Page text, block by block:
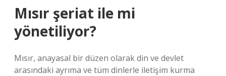
Mısır şeriat ile mi
yönetiliyor?
Mısır, anayasal bir düzen olarak din ve devlet
arasındaki ayrıma ve tüm dinlerle iletişim kurma